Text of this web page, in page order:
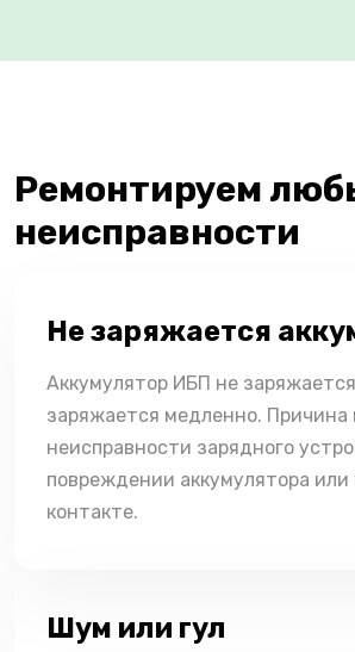
Ремонтируем
неисправности
Не заряжается
Аккумулятор ИБП не
заряжается медленно. Причина
неисправности зарядного
повреждении аккумулятора или
контакте.
Шум или гул